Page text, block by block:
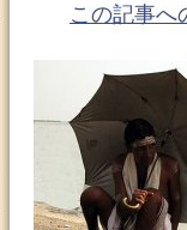
この記事へ